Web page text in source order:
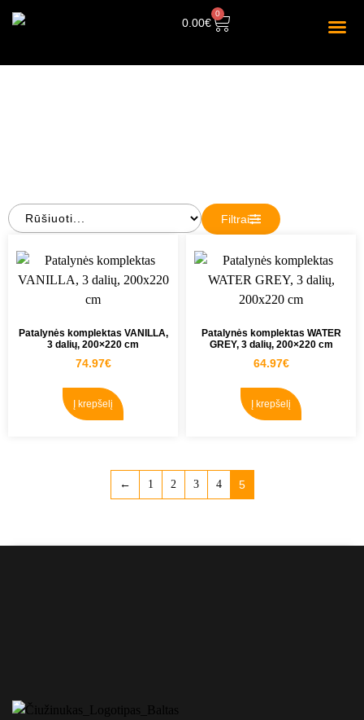
0.00€
0
Filtrai
Patalynės komplektas VANILLA,
3 dalių, 200×220 cm
74.97€
Į krepšelį
Patalynės komplektas WATER
GREY, 3 dalių, 200×220 cm
64.97€
Į krepšelį
← 1 2 3 4 5